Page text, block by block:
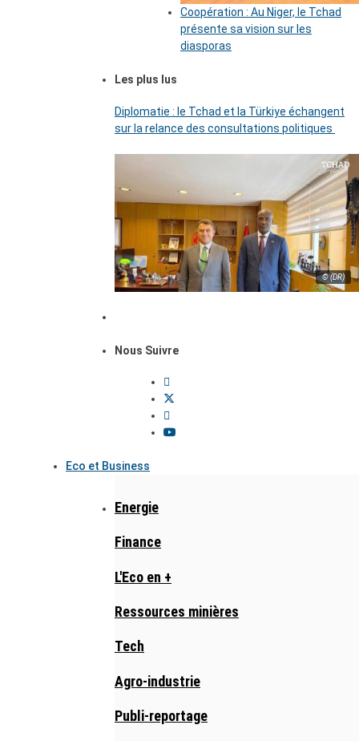
Coopération : Au Niger, le Tchad
présente sa vision sur les
diasporas
Les plus lus
Diplomatie : le Tchad et la Türkiye échangent
sur la relance des consultations politiques
© (DR)
Nous Suivre
Eco et Business
Energie
Finance
L'Eco en +
Ressources minières
Tech
Agro-industrie
Publi-reportage